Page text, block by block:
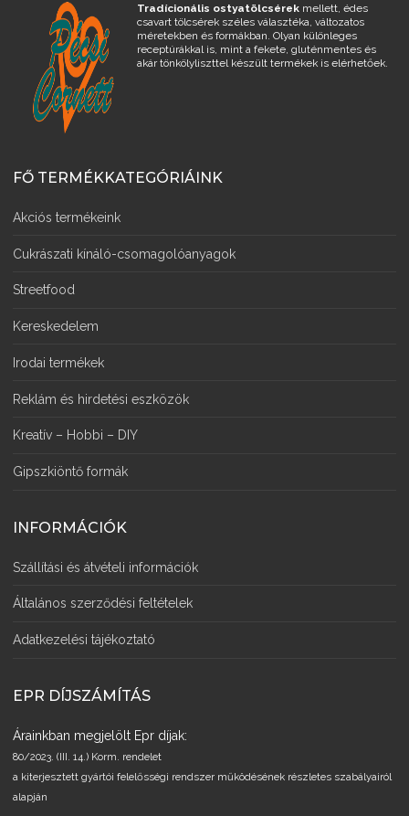
Tradícionális ostyatölcsérekmellett, édes
csavart tölcsérek széles választéka, változatos
méretekben és formákban. Olyan különleges
receptúrákkal is, mint a fekete, gluténmentes és
akár tönkölyliszttel készült termékek is elérhetőek.
FŐ TERMÉKKATEGÓRIÁINK
Akciós termékeink
Cukrászati kínáló-csomagolóanyagok
Streetfood
Kereskedelem
Irodai termékek
Reklám és hirdetési eszközök
Kreatív – Hobbi – DIY
Gipszkiöntő formák
INFORMÁCIÓK
Szállítási és átvételi információk
Általános szerződési feltételek
Adatkezelési tájékoztató
EPR DÍJSZÁMÍTÁS
Árainkban megjelölt Epr díjak:
80/2023. (III. 14.) Korm. rendelet
a kiterjesztett gyártói felelősségi rendszer működésének részletes szabályairól
alapján